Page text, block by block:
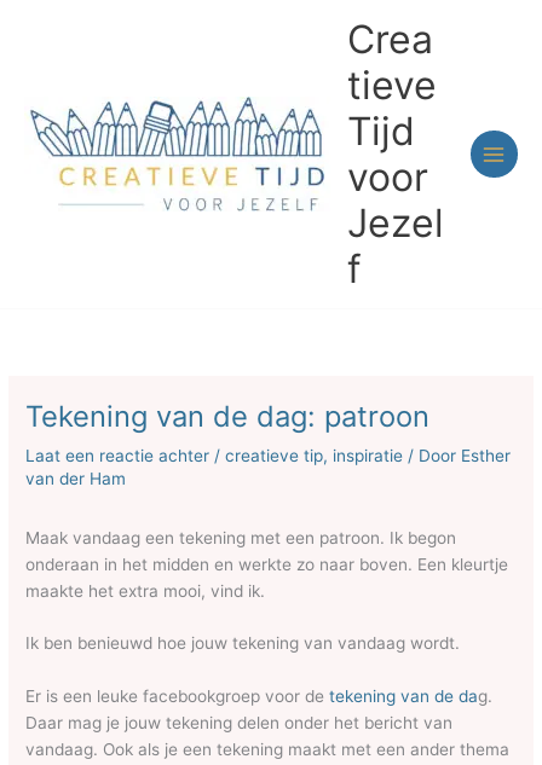
Crea
tieve
Tijd
voor
Jezel
f
Tekening van de dag: patroon
Laat een reactie achter /creatieve tip, inspiratie / Door Esther
van der Ham
Maak vandaag een tekening met een patroon. Ik begon
onderaan in het midden en werkte zo naar boven. Een kleurtje
maakte het extra mooi, vind ik.
Ik ben benieuwd hoe jouw tekening van vandaag wordt.
Er is een leuke facebookgroep voor detekening van de dag.
Daar mag je jouw tekening delen onder het bericht van
vandaag. Ook als je een tekening maakt met een ander thema